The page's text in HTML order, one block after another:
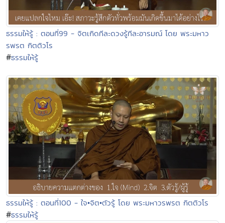
ธรรมให้รู้ : ตอนที่99 - จิตเกิดทีละดวงรู้ทีละอารมณ์ โดย พระมหาว
รพรต กิตติวโร
#ธรรมให้รู้
ธรรมให้รู้ : ตอนที่100 - ใจ•จิต•ตัวรู้ โดย พระมหาวรพรต กิตติวโร
#ธรรมให้รู้